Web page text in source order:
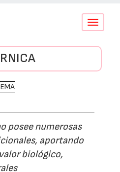
Conmutar
posee numerosas
aportando
biológico,